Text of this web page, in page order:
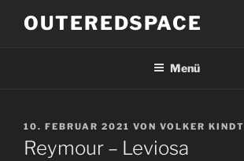
InhaltOUTEREDSPACE
Menü
VERÖFFENTLICHT
AM
10. FEBRUAR 2021 VON VOLKER KINDT
Reymour – Leviosa